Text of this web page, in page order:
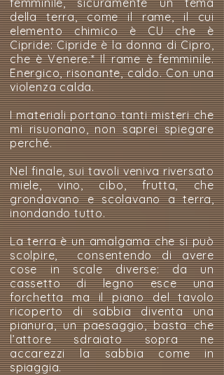
femminile, sicuramente un tema
della terra, come il rame, il cui
elemento chimico è CU che è
Cipride: Cipride è la donna di Cipro,
che è Venere.* Il rame è femminile.
Energico, risonante, caldo. Con una
violenza calda.
I materiali portano tanti misteri che
mi risuonano, non saprei spiegare
perché.
Nel finale, sui tavoli veniva riversato
miele, vino, cibo, frutta, che
grondavano e scolavano a terra,
inondando tutto.
La terra è un amalgama che si può
scolpire, consentendo di avere
cose in scale diverse: da un
cassetto di legno esce una
forchetta ma il piano del tavolo
ricoperto di sabbia diventa una
pianura, un paesaggio, basta che
l’attore sdraiato sopra ne
accarezzi la sabbia come in
spiaggia.